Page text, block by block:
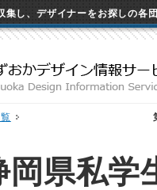
集し、デザイナーをお探しの各
岡県私